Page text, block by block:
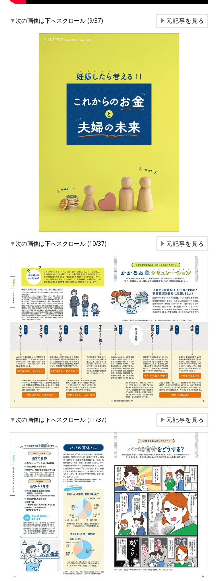
▼次の画像は下へスクロール (9/37) ▶元記事を見る
▼次の画像は下へスクロール (10/37) ▶元記事を見る
▼次の画像は下へスクロール (11/37) ▶元記事を見る